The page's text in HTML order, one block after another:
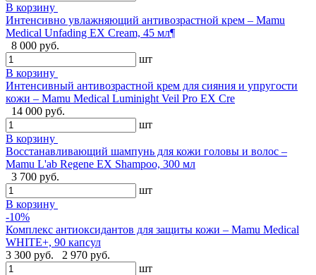
В корзину
Интенсивно увлажняющий антивозрастной крем – Mamu
Medical Unfading EX Cream, 45 мл¶
8 000 руб.
шт
В корзину
Интенсивный антивозрастной крем для сияния и упругости
кожи – Mamu Medical Luminight Veil Pro EX Cre
14 000 руб.
шт
В корзину
Восстанавливающий шампунь для кожи головы и волос –
Mamu L'ab Regene EX Shampoo, 300 мл
3 700 руб.
шт
В корзину
-10%
Комплекс антиоксидантов для защиты кожи – Mamu Medical
WHITE+, 90 капсул
3 300 руб.
2 970 руб.
шт